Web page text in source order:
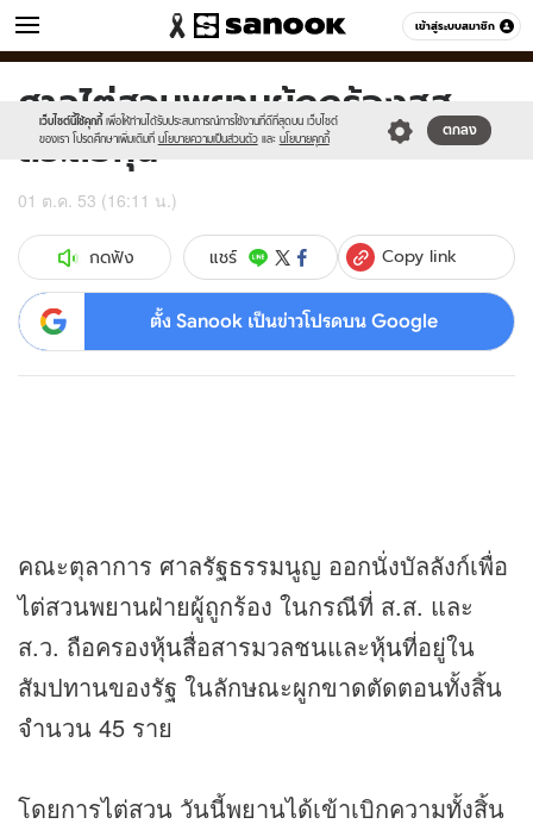
เข้าสู่ระบบสมาชิก
ข่าว หมวดอื่นๆ
เว็บไซต์นี้ใช้คุกกี้ เพื่อให้ท่านได้รับประสบการณ์การใช้งานที่ดีที่สุดบน เว็บไซต์
ของเรา โปรดศึกษาเพิ่มเติมที่ นโยบายความเป็นส่วนตัว และ นโยบายคุกกี้
ตกลง
Sanook
//s.isanook.com/sr/0/images/logo-
new-
sanook.png
600
60
ศาลไต่สวนพยานผู้ถูกร้องสส.-
สว.ถือหุ้น
01 ต.ค. 53 (16:11 น.)
กดฟัง แชร์ Copy link
ตั้ง Sanook เป็นข่าวโปรดบน Google
คณะตุลาการ ศาลรัฐธรรมนูญ ออกนั่งบัลลังก์เพื่อ
ไต่สวนพยานฝ่ายผู้ถูกร้อง ในกรณีที่ ส.ส. และ
ส.ว. ถือครองหุ้นสื่อสารมวลชนและหุ้นที่อยู่ใน
สัมปทานของรัฐ ในลักษณะผูกขาดตัดตอนทั้งสิ้น
จำนวน 45 ราย
โดยการไต่สวน วันนี้พยานได้เข้าเบิกความทั้งสิ้น